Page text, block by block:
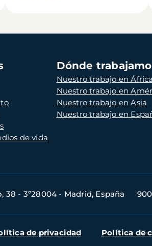
de vida
Dónde
Nuestro trabajo en África
Nuestro trabajo en
Nuestro trabajo en Asia
Nuestro trabajo en
38 - 3º28004 - Madrid, España
de privacidad Política de